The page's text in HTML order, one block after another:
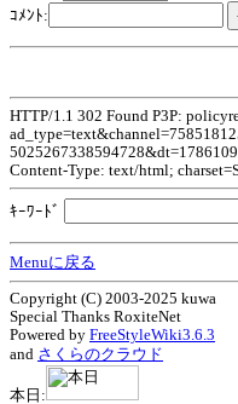
ｺﾒﾝﾄ:
HTTP/1.1 302 Found P3P:
Content-Type: text/html;
ｷｰﾜｰﾄﾞ
Menuに戻る
Copyright (C) 2003-2025 kuwa
Special Thanks RoxiteNet
Powered by FreeStyleWiki3.6.3
and さくらのクラウド
本日: